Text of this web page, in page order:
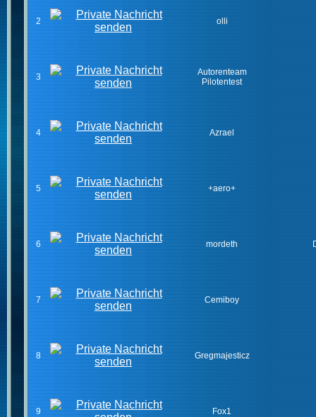
2 olli
3
Autorenteam
Pilotentest
4 Azrael
5 +aero+
6 mordeth
7 Cemiboy
8 Gregmajesticz
9 Fox1